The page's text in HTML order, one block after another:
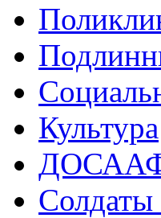
Культура
Солдаты